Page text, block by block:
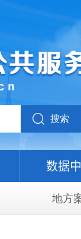
搜索
数据
地方